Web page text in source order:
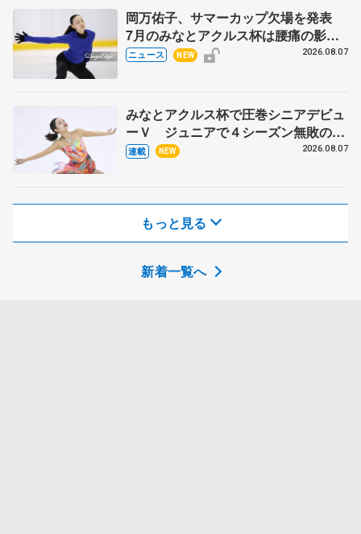
岡万佑子、サマーカップ欠場を発表
7月のみなとアクルス杯は腰痛の影響
で
ニュース NEW 2026.08.07
みなとアクルス杯で圧巻シニアデビュ
ーＶ ジュニアで４シーズン無敗の島
田麻央
連載 NEW 2026.08.07
もっと見る
新着一覧へ